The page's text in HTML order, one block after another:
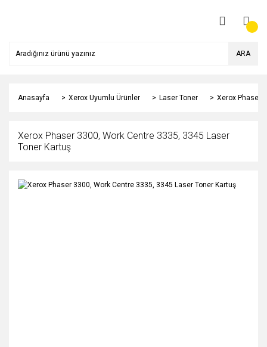
ARA
Anasayfa Xerox Uyumlu Ürünler Laser Toner Xerox Phaser
Xerox Phaser 3300, Work Centre 3335, 3345 Laser
Toner Kartuş